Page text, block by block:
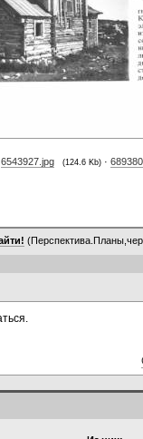
6543927.jpg (124.6 Kb) ·